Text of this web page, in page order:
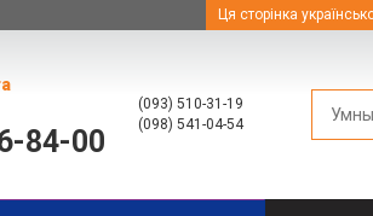
Ця сторінка
84-00
(093) 510-31-19
(098) 541-04-54